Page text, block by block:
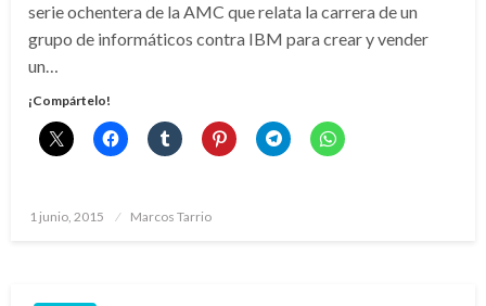
serie ochentera de la AMC que relata la carrera de un
grupo de informáticos contra IBM para crear y vender
un…
¡Compártelo!
Publicado
1 junio, 2015 Marcos Tarrio